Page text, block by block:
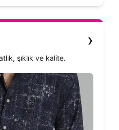
❯
şıklık ve kalite.